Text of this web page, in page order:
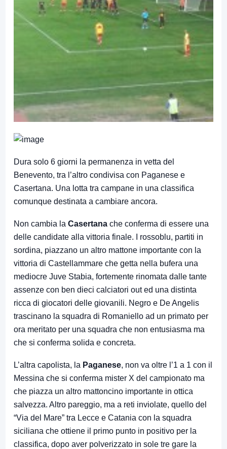
Dura solo 6 giorni la permanenza in vetta del
Benevento, tra l’altro condivisa con Paganese e
Casertana. Una lotta tra campane in una classifica
comunque destinata a cambiare ancora.
Non cambia la Casertana che conferma di essere una
delle candidate alla vittoria finale. I rossoblu, partiti in
sordina, piazzano un altro mattone importante con la
vittoria di Castellammare che getta nella bufera una
mediocre Juve Stabia, fortemente rinomata dalle tante
assenze con ben dieci calciatori out ed una distinta
ricca di giocatori delle giovanili. Negro e De Angelis
trascinano la squadra di Romaniello ad un primato per
ora meritato per una squadra che non entusiasma ma
che si conferma solida e concreta.
L’altra capolista, la Paganese, non va oltre l’1 a 1 con il
Messina che si conferma mister X del campionato ma
che piazza un altro mattoncino importante in ottica
salvezza. Altro pareggio, ma a reti inviolate, quello del
“Via del Mare” tra Lecce e Catania con la squadra
siciliana che ottiene il primo punto in positivo per la
classifica, dopo aver polverizzato in sole tre gare la